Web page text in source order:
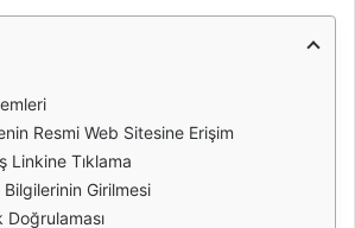
Resmi Web Sitesine Erişim
Linkine Tıklama
Bilgilerinin Girilmesi
Doğrulaması